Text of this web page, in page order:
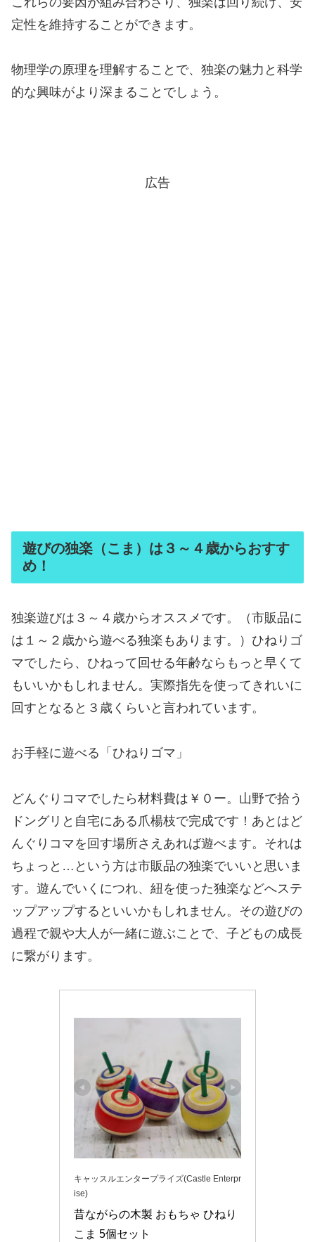
定性を維持することができます。
物理学の原理を理解することで、独楽の魅力と科学
的な興味がより深まることでしょう。
広告
遊びの独楽（こま）は３～４歳からおすす
め！
独楽遊びは３～４歳からオススメです。（市販品に
は１～２歳から遊べる独楽もあります。）ひねりゴ
マでしたら、ひねって回せる年齢ならもっと早くて
もいいかもしれません。実際指先を使ってきれいに
回すとなると３歳くらいと言われています。
お手軽に遊べる「ひねりゴマ」
どんぐりコマでしたら材料費は￥０ー。山野で拾う
ドングリと自宅にある爪楊枝で完成です！あとはど
んぐりコマを回す場所さえあれば遊べます。それは
ちょっと…という方は市販品の独楽でいいと思いま
す。遊んでいくにつれ、紐を使った独楽などへステ
ップアップするといいかもしれません。その遊びの
過程で親や大人が一緒に遊ぶことで、子どもの成長
に繋がります。
キャッスルエンタープライズ(Castle Enterpr
ise)
昔ながらの木製 おもちゃ ひねり
こま 5個セット